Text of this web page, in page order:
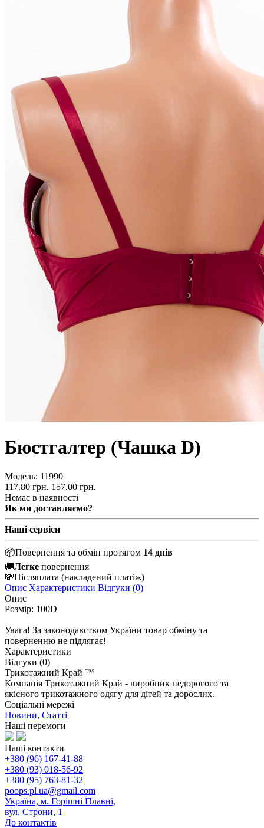
Бюстгалтер (Чашка D)
Модель: 11990
117.80 грн. 157.00 грн.
Немає в наявності
Як ми доставляємо?
Наші сервіси
📦Повернення та обмін протягом 14 днів
🚚Легке повернення
💸Післяплата (накладений платіж)
Опис Характеристики Відгуки (0)
Опис
Розмір: 100D
Увага! За законодавством України товар обміну та
поверненню не підлягає!
Характеристики
Відгуки (0)
Трикотажний Край ™
Компанія Трикотажний Край - виробник недорогого та
якісного трикотажного одягу для дітей та дорослих.
Соціальні мережі
Новини, Статті
Наші перемоги
Наші контакти
+380 (96) 167-41-88
+380 (93) 018-56-92
+380 (95) 763-81-32
poops.pl.ua@gmail.com
Україна, м. Горішні Плавні,
вул. Строни, 1
До контактів